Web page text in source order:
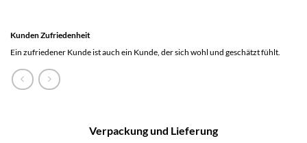
Kunden Zufriedenheit
Ein zufriedener Kunde ist auch ein Kunde, der sich wohl und geschätzt fühlt.
Verpackung und Lieferung